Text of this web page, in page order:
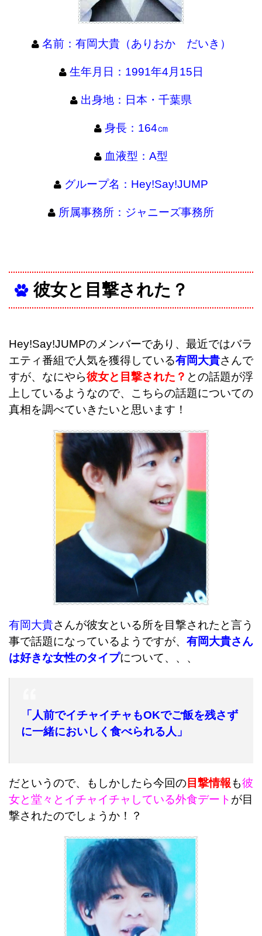
名前：有岡大貴（ありおか だいき）
生年月日：1991年4月15日
出身地：日本・千葉県
身長：164㎝
血液型：A型
グループ名：Hey!Say!JUMP
所属事務所：ジャニーズ事務所
彼女と目撃された？
Hey!Say!JUMPのメンバーであり、最近ではバラ
エティ番組で人気を獲得している有岡大貴さんで
すが、なにやら彼女と目撃された？ との話題が浮
上しているようなので、こちらの話題についての
真相を調べていきたいと思います！
有岡大貴さんが彼女といる所を目撃されたと言う
事で話題になっているようですが、 有岡大貴さん
は好きな女性のタイプについて、、、
「人前でイチャイチャもOKでご飯を残さず
に一緒においしく食べられる人」
だというので、もしかしたら今回の目撃情報も彼
女と堂々とイチャイチャしている外食デート が目
撃されたのでしょうか！？